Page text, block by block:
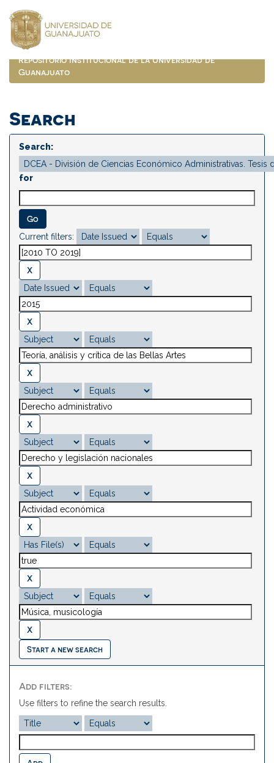
navigation
Repositorio Institucional de la Universidad de
Guanajuato
Search
Search:
for
Current filters:
Start a new search
Add filters:
Use filters to refine the search results.